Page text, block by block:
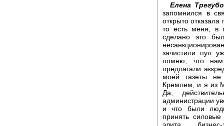
Елена
запомнился в
открыто отказала
то есть меня, в
сделано это
зачистили пул
помню, что нам
предлагали
моей газеты
Кремлем, и я из
Да,
администрации
и что были
принять
элита,